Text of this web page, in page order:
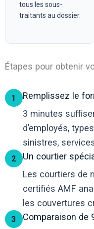
tous les sous-
traitants au dossier.
Étapes pour obtenir
1
Remplissez le
3 minutes
d’employés,
sinistres,
2
Un courtier
Les courtiers de
certifiés AMF
les couvertures
3
Comparaison de